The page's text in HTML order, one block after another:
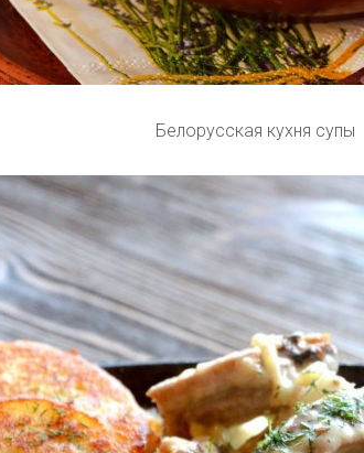
Белорусская кухня супы